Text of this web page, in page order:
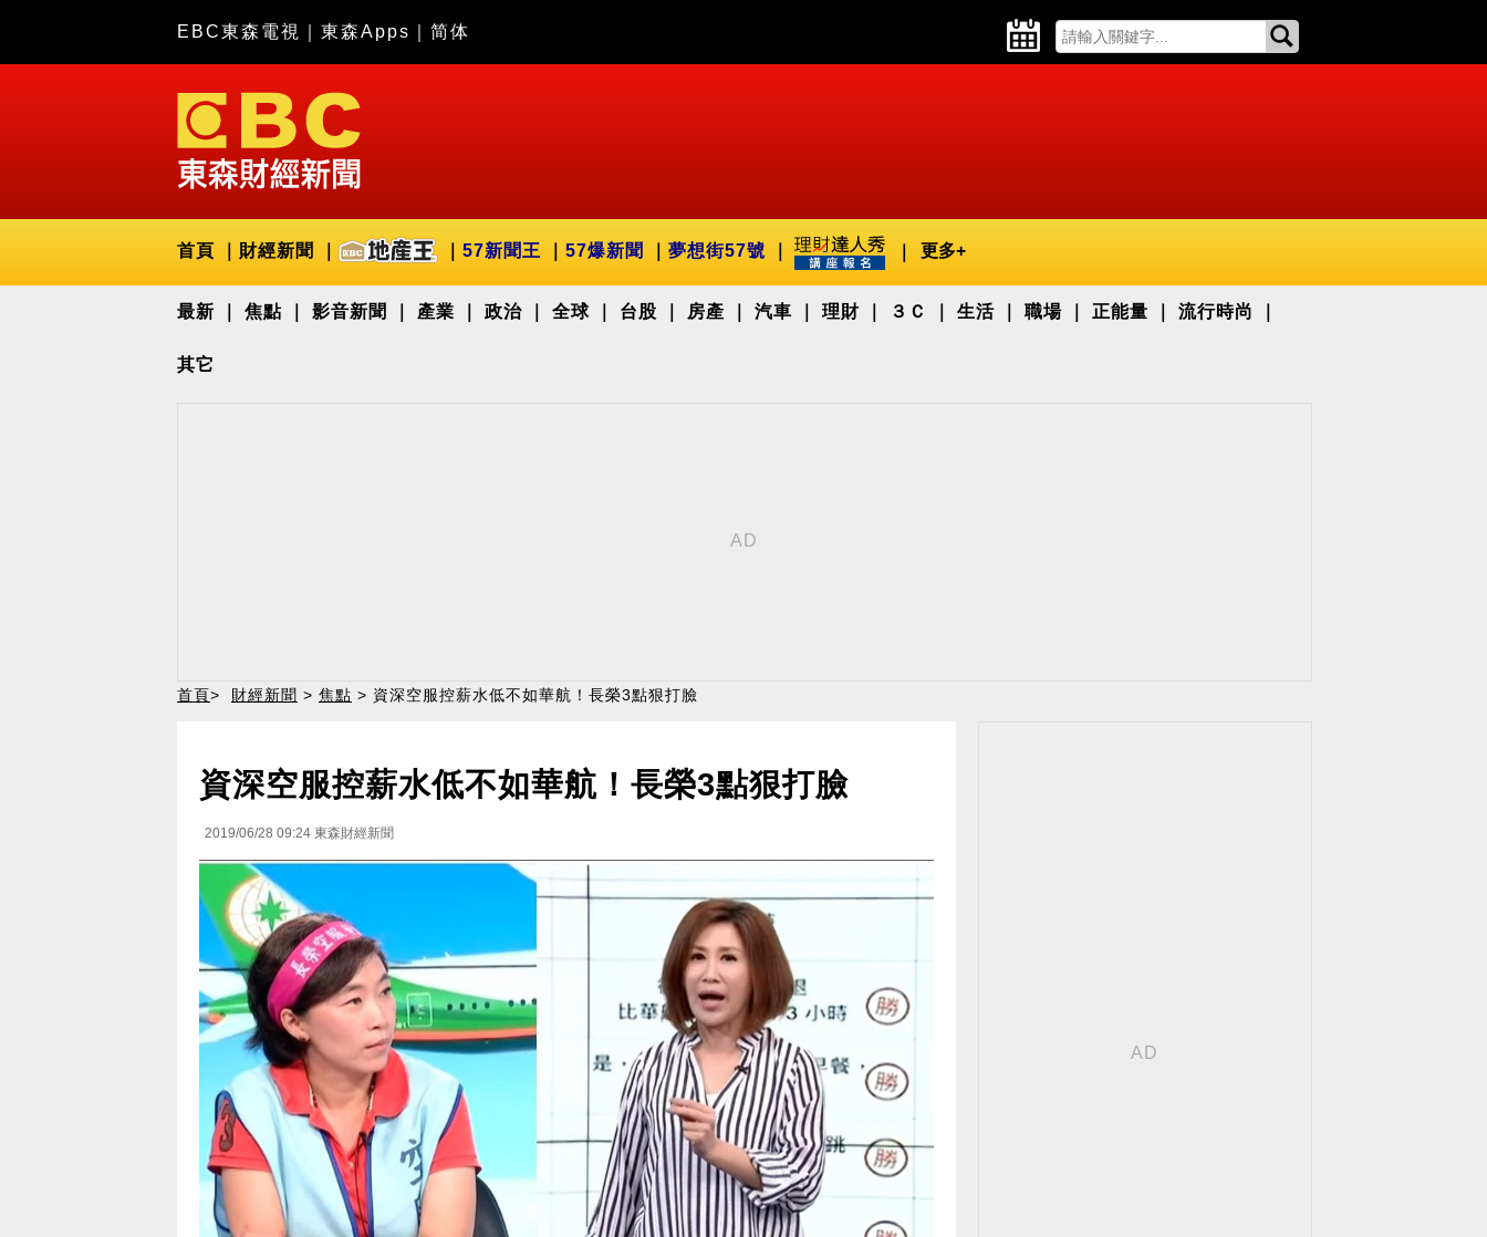
EBC東森電視 東森Apps 简体
首頁 財經新聞 57新聞王 57爆新聞 夢想街57號 更多+
最新 焦點 影音新聞 產業 政治 全球 台股 房產 汽車 理財 ３Ｃ 生活 職場 正能量 流行時尚
其它
首頁> 財經新聞 > 焦點 > 資深空服控薪水低不如華航！長榮3點狠打臉
資深空服控薪水低不如華航！長榮3點狠打臉
2019/06/28 09:24 東森財經新聞